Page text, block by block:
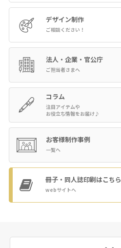
デザイン制作
ご相談ください！
法人・企業・官公庁
ご担当者さまへ
コラム
注目アイテムや
お役立ち情報をお届け♪
お客様制作事例
一覧へ
冊子・同人誌印刷はこちら
webサイトへ